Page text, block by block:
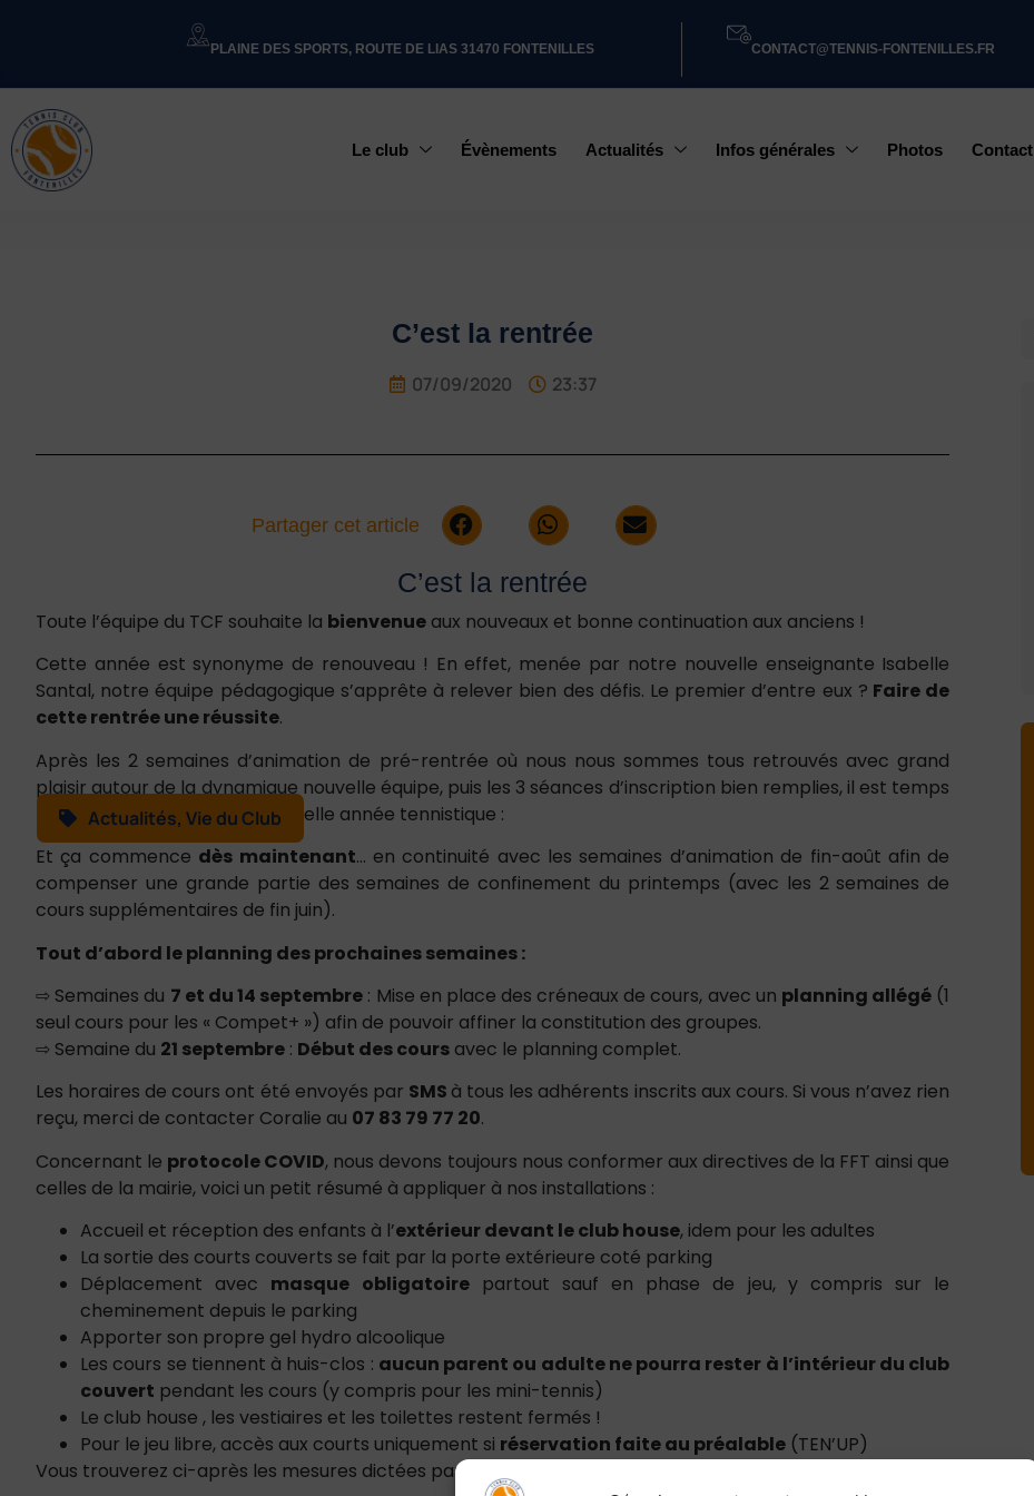
PLAINE DES SPORTS, ROUTE DE LIAS 31470 FONTENILLES CONTACT@TENNIS-FONTENILLES.FR
Le club Évènements Actualités Infos générales Photos Contact
Actualités, Vie du Club
C’est la rentrée
07/09/2020 23:37
Partager cet article
C’est la rentrée
Toute l’équipe du TCF souhaite la bienvenue aux nouveaux et bonne continuation aux anciens !
Cette année est synonyme de renouveau ! En effet, menée par notre nouvelle enseignante Isabelle
Santal, notre équipe pédagogique s’apprête à relever bien des défis. Le premier d’entre eux ? Faire de
cette rentrée une réussite.
Après les 2 semaines d’animation de pré-rentrée où nous nous sommes tous retrouvés avec grand
plaisir autour de la dynamique nouvelle équipe, puis les 3 séances d’inscription bien remplies, il est temps
maintenant d’entamer la nouvelle année tennistique :
Et ça commence dès maintenant… en continuité avec les semaines d’animation de fin-août afin de
compenser une grande partie des semaines de confinement du printemps (avec les 2 semaines de
cours supplémentaires de fin juin).
Tout d’abord le planning des prochaines semaines :
⇨ Semaines du 7 et du 14 septembre : Mise en place des créneaux de cours, avec un planning allégé (1
seul cours pour les « Compet+ ») afin de pouvoir affiner la constitution des groupes.
⇨ Semaine du 21 septembre : Début des cours avec le planning complet.
Les horaires de cours ont été envoyés par SMS à tous les adhérents inscrits aux cours. Si vous n’avez rien
reçu, merci de contacter Coralie au 07 83 79 77 20.
Concernant le protocole COVID, nous devons toujours nous conformer aux directives de la FFT ainsi que
celles de la mairie, voici un petit résumé à appliquer à nos installations :
Accueil et réception des enfants à l’extérieur devant le club house, idem pour les adultes
La sortie des courts couverts se fait par la porte extérieure coté parking
Déplacement avec masque obligatoirepartout sauf en phase de jeu, y compris sur le
cheminement depuis le parking
Apporter son propre gel hydro alcoolique
Les cours se tiennent à huis-clos : aucun parent ou adulte ne pourra rester à l’intérieur du club
couvert pendant les cours (y compris pour les mini-tennis)
Le club house , les vestiaires et les toilettes restent fermés !
Pour le jeu libre, accès aux courts uniquement si réservation faite au préalable (TEN’UP)
Vous trouverez ci-après les mesures dictées par la FFT pour cette rentrée 2020 :